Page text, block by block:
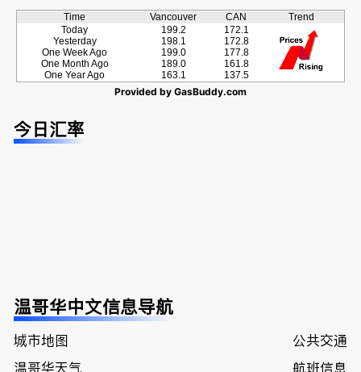
Time Vancouver CAN
Trend
Today
Yesterday
One Week Ago
One Month Ago
One Year Ago
199.2
198.1
199.0
189.0
163.1
172.1
172.8
177.8
161.8
137.5
Provided by GasBuddy.com
今日汇率
温哥华中文信息导航
城市地图
公共交通
温哥华天气
航班信息